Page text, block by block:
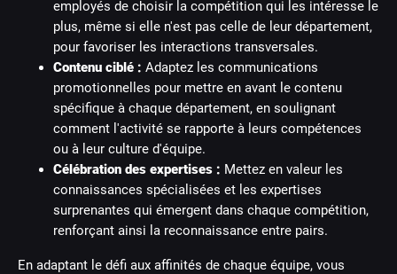
employés de choisir la compétition qui les intéresse le
plus, même si elle n'est pas celle de leur département,
pour favoriser les interactions transversales.
Contenu ciblé : Adaptez les communications
promotionnelles pour mettre en avant le contenu
spécifique à chaque département, en soulignant
comment l'activité se rapporte à leurs compétences
ou à leur culture d'équipe.
Célébration des expertises : Mettez en valeur les
connaissances spécialisées et les expertises
surprenantes qui émergent dans chaque compétition,
renforçant ainsi la reconnaissance entre pairs.
En adaptant le défi aux affinités de chaque équipe, vous